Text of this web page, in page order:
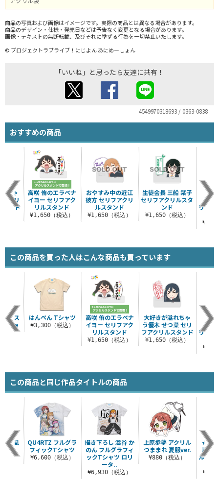
商品の写真および画像はイメージです。実際の商品とは異なる場合があります。
商品のデザイン・仕様・発売日などは予告なく変更となる場合があります。
画像・テキストの無断転載、及びそれに準ずる行為を一切禁止いたします。
© プロジェクトラブライブ！にじよん あにめーしょん
「いいね」と思ったら友達に共有！
4549970318693 / 0363-0838
おすすめの商品
おやすみ中の近江
彼方 セリフアクリ
ルスタンド
¥1,650（税込）
生徒会長 三船 栞子
セリフアクリルスタ
ンド
¥1,650（税込）
かわ
「か
リフア
ちゃ
セリ
タンド
高咲 侑のエラベナ
イヨー セリフアク
リルスタンド
¥1,650（税込）
この商品を買った人はこんな商品も買っています
高咲 侑のエラベナ
イヨー セリフアク
リルスタンド
¥1,650（税込）
大好きが溢れちゃ
う優木 せつ菜 セリ
フアクリルスタンド
¥1,650（税込）
かわ
「か
リフア
リルス
white
はんぺん Tシャツ
¥3,300（税込）
この商品と同じ作品タイトルの商品
描き下ろし 澁谷 か
のん フルグラフィ
ックTシャツ ロリ
ータ..
¥6,930（税込）
上原歩夢 アクリル
つままれ 夏服ver.
¥880（税込）
★限
版 [
ル] 黒
き風
込）
QU4RTZ フルグラ
フィックTシャツ
¥6,600（税込）